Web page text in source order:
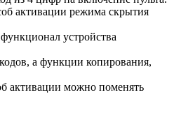
активации режима скрытия
устройства
а функции копирования,
активации можно поменять